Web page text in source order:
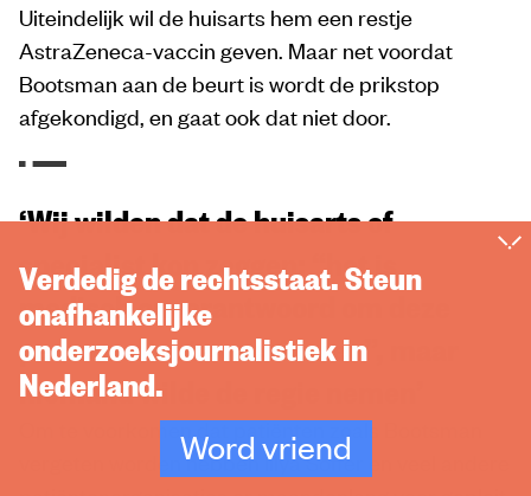
Uiteindelijk wil de huisarts hem een restje
AstraZeneca-vaccin geven. Maar net voordat
Bootsman aan de beurt is wordt de prikstop
afgekondigd, en gaat ook dat niet door.
‘Wij wilden dat de huisarts of
specialist kon zeggen: “het is
medisch onverantwoord om deze
persoon niet te vaccineren”, maar
niemand wilde de regie nemen’
Om te voorkomen dat patiënten zoals Bootsman
vergeten worden hebben Illya Soffer en veel andere
Verdedig de rechtsstaat. Steun
onafhankelijke
onderzoeksjournalistiek in
Nederland.
Word vriend